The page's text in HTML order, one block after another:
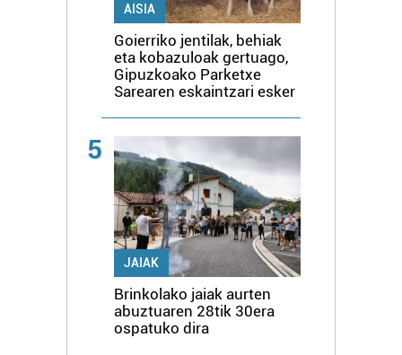
AISIA
Goierriko jentilak, behiak
eta kobazuloak gertuago,
Gipuzkoako Parketxe
Sarearen eskaintzari esker
5
JAIAK
Brinkolako jaiak aurten
abuztuaren 28tik 30era
ospatuko dira